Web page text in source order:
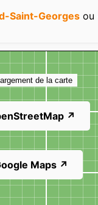
Saint-Georges ou
de la carte
↗
Maps ↗